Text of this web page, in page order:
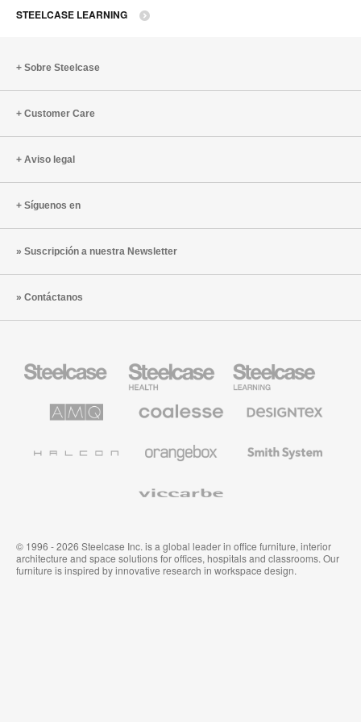
STEELCASE LEARNING
Sobre Steelcase
Customer Care
Aviso legal
Síguenos en
Suscripción a nuestra Newsletter
Contáctanos
Steelcase
para
sanidad
Steelcase
para
educación
Steelcase
Solutions
premium
System
© 1996 - 2026 Steelcase Inc. is a global leader in office furniture, interior
architecture and space solutions for offices, hospitals and classrooms. Our
furniture is inspired by innovative research in workspace design.